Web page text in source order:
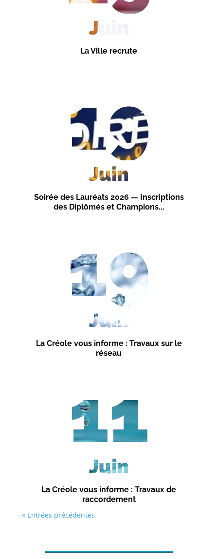
La Ville recrute
Juin
Soirée des Lauréats 2026 — Inscriptions
des Diplômés et Champions...
19
Juin
La Créole vous informe : Travaux sur le
réseau
19
Juin
La Créole vous informe : Travaux de
raccordement
11
Juin
« Entrées précédentes